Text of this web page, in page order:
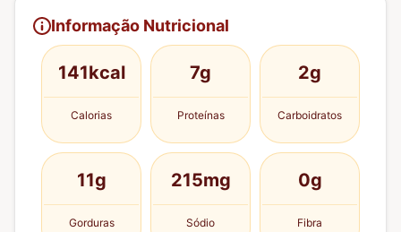
Informação Nutricional
141kcal
Calorias
7g
Proteínas
2g
Carboidratos
11g
Gorduras
215mg
Sódio
0g
Fibra